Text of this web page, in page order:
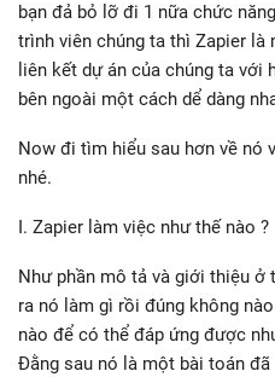
bạn đả bỏ lỡ đi 1 nữa chức
trình viên chúng ta thì Zapier
liên kết dự án của chúng ta với
bên ngoài một cách dể dàng
Now đi tìm hiểu sau hơn về nó
nhé.
I. Zapier làm việc như thế nào ?
Như phần mô tả và giới thiệu ở
ra nó làm gì rồi đúng không
nào để có thể đáp ứng được
Đằng sau nó là một bài toán